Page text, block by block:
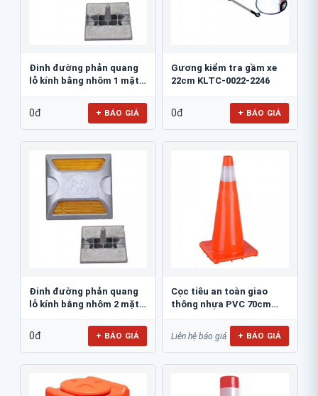
Đinh đường phản quang
lỗ kính bằng nhôm 1 mặt
0đ + BÁO GIÁ
Gương kiểm tra gầm xe
22cm KLTC-0022-2246
0đ + BÁO GIÁ
Đinh đường phản quang
lỗ kính bằng nhôm 2 mặt
0đ + BÁO GIÁ
Cọc tiêu an toàn giao
thông nhựa PVC 70cm
Liên hệ báo giá + BÁO GIÁ